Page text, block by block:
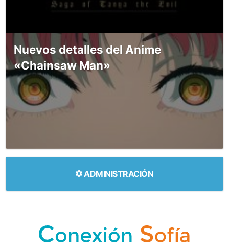
Nuevos detalles del Anime
«Chainsaw Man»
ADMINISTRACIÓN